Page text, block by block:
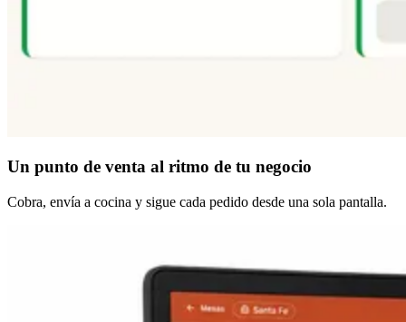
Un punto de venta al ritmo de tu negocio
Cobra, envía a cocina y sigue cada pedido desde una sola pantalla.